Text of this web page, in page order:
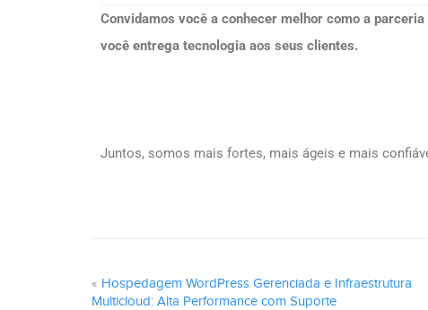
Convidamos você a conhecer melhor como a
você entrega tecnologia aos seus clientes.
Juntos, somos mais fortes, mais ágeis e mais
« Hospedagem WordPress Gerenciada e Infraestrutura
Multicloud: Alta Performance com Suporte